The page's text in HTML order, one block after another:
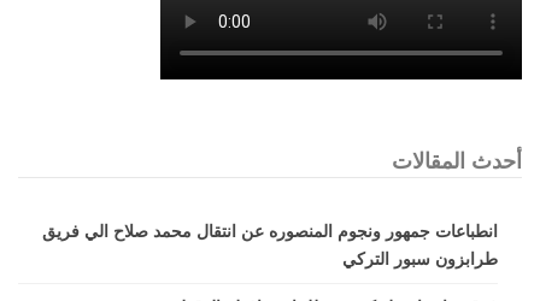
أحدث المقالات
انطباعات جمهور ونجوم المنصوره عن انتقال محمد صلاح الي فريق
طرابزون سبور التركي